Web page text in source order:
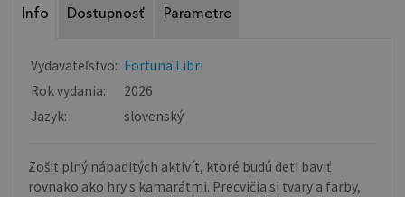
Info Dostupnosť Parametre
Vydavateľstvo: Fortuna Libri
Rok vydania:
2026
Jazyk:
slovenský
Zošit plný nápaditých aktivít, ktoré budú deti baviť
rovnako ako hry s kamarátmi. Precvičia si tvary a farby,